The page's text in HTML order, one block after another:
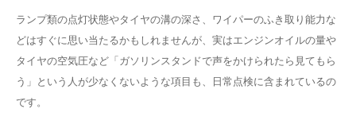
ランプ類の点灯状態やタイヤの溝の深さ、ワイパーのふき取り能力な
どはすぐに思い当たるかもしれませんが、実はエンジンオイルの量や
タイヤの空気圧など「ガソリンスタンドで声をかけられたら見てもら
う」という人が少なくないような項目も、日常点検に含まれているの
です。